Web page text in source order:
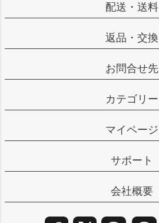
配送・送料
返品・交換
お問合せ先
カテゴリー
マイページ
サポート
会社概要